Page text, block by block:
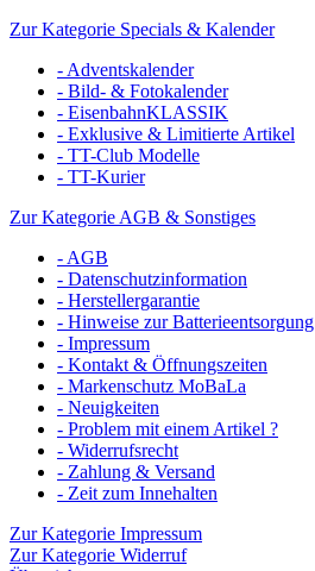
Zur Kategorie Specials & Kalender
- Adventskalender
- Bild- & Fotokalender
- EisenbahnKLASSIK
- Exklusive & Limitierte Artikel
- TT-Club Modelle
- TT-Kurier
Zur Kategorie AGB & Sonstiges
- AGB
- Datenschutzinformation
- Herstellergarantie
- Hinweise zur Batterieentsorgung
- Impressum
- Kontakt & Öffnungszeiten
- Markenschutz MoBaLa
- Neuigkeiten
- Problem mit einem Artikel ?
- Widerrufsrecht
- Zahlung & Versand
- Zeit zum Innehalten
Zur Kategorie Impressum
Zur Kategorie Widerruf